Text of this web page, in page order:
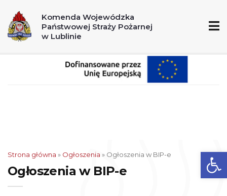
998
Komenda Wojewódzka
Państwowej Straży Pożarnej
w Lublinie
Strona główna » Ogłoszenia » Ogłoszenia w BIP-e
Ogłoszenia w BIP-e